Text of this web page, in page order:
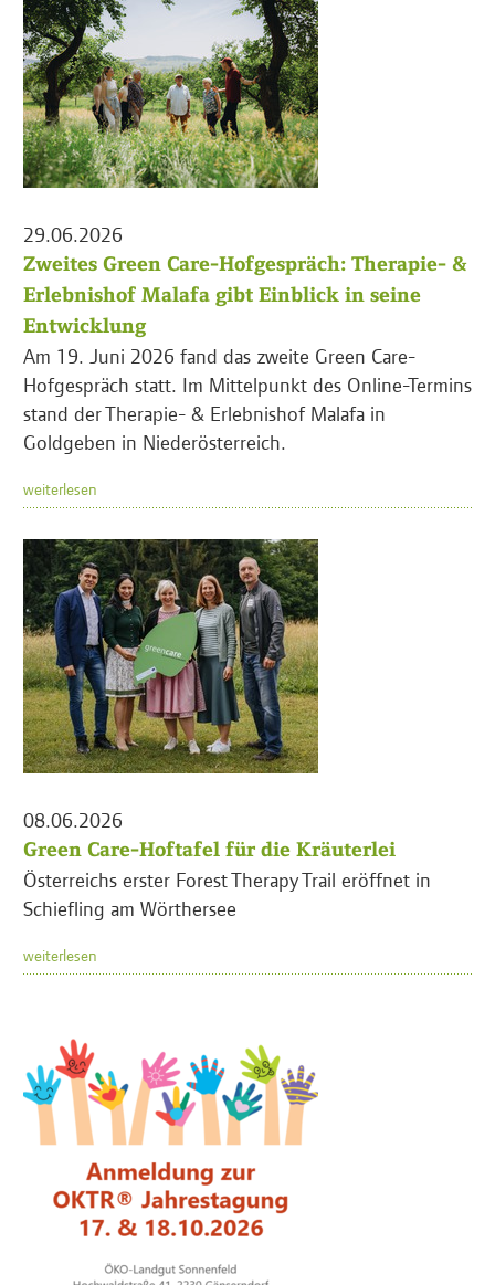
29.06.2026
Zweites Green Care-Hofgespräch: Therapie- &
Erlebnishof Malafa gibt Einblick in seine
Entwicklung
Am 19. Juni 2026 fand das zweite Green Care-
Hofgespräch statt. Im Mittelpunkt des Online-Termins
stand der Therapie- & Erlebnishof Malafa in
Goldgeben in Niederösterreich.
weiterlesen
08.06.2026
Green Care-Hoftafel für die Kräuterlei
Österreichs erster Forest Therapy Trail eröffnet in
Schiefling am Wörthersee
weiterlesen